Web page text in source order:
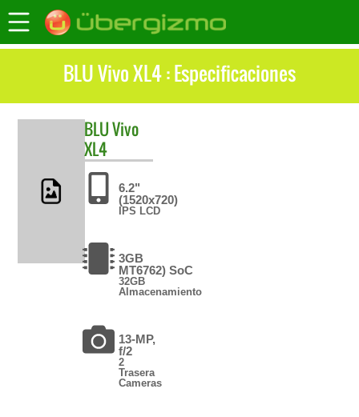
BLU Vivo XL4 : Especificaciones
BLUVivo
XL4
6.2"
(1520x720)
IPS LCD
3GB
MT6762) SoC
32GB
Almacenamiento
13-MP,
f/2
2
Trasera
Cameras